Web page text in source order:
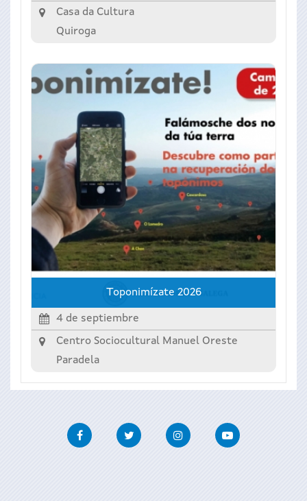
Casa da Cultura
Quiroga
Toponimízate 2026
4 de septiembre
Centro Sociocultural Manuel Oreste
Paradela
FacebookTwitter InstagramYoutube